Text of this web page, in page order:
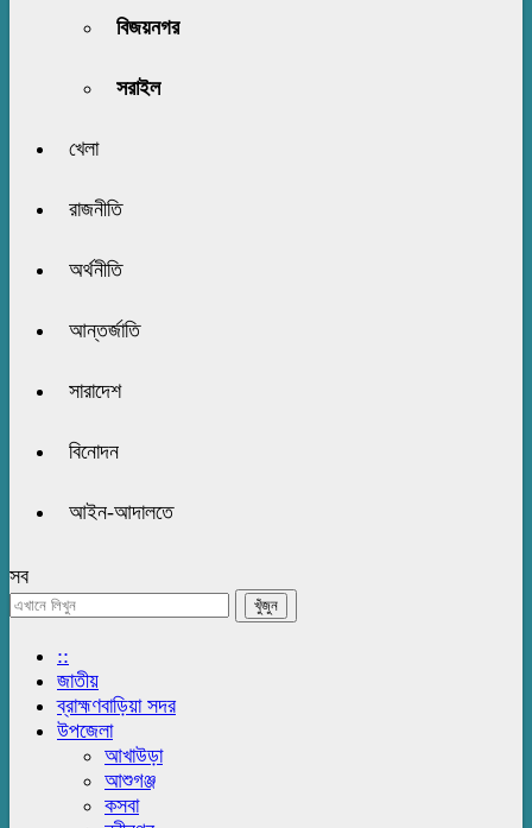
বিজয়নগর
সরাইল
খেলা
রাজনীতি
অর্থনীতি
আন্তর্জাতি
সারাদেশ
বিনোদন
আইন-আদালতে
সব
::
জাতীয়
ব্রাহ্মণবাড়িয়া সদর
উপজেলা
আখাউড়া
আশুগঞ্জ
কসবা